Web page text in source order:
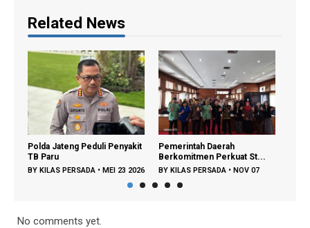
Related News
Pemerintah Daerah
Berkomitmen Perkuat St...
BYKILAS PERSADA •NOV 07
Prodia Resmikan
Laboratorium Klinik Prat...
2024
No comments yet.